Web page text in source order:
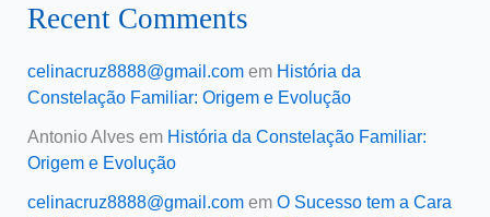
Recent Comments
celinacruz8888@gmail.comem História da
Constelação Familiar: Origem e Evolução
Antonio Alvesem História da Constelação Familiar:
Origem e Evolução
celinacruz8888@gmail.comem O Sucesso tem a Cara